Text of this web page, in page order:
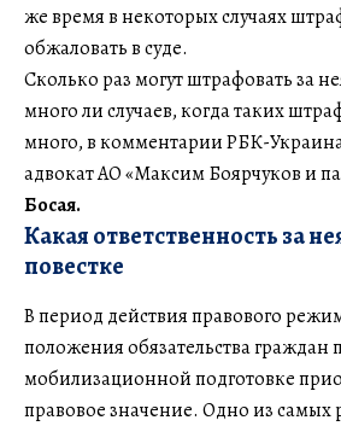
же время в некоторых случаях
обжаловать в суде.
Сколько раз могут штрафовать за
много ли случаев, когда таких
много, в комментарии РБК-
адвокат АО «Максим Боярчуков и
Босая.
Какая ответственность за
повестке
В период действия правового
положения обязательства граждан
мобилизационной подготовке
правовое значение. Одно из самых